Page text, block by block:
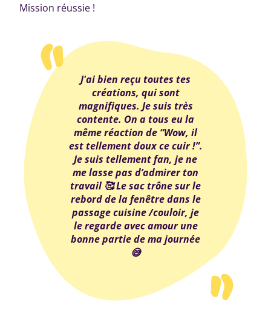
Mission réussie !
J'ai bien reçu toutes tes
créations, qui sont
magnifiques. Je suis très
contente. On a tous eu la
même réaction de “Wow, il
est tellement doux ce cuir !”.
Je suis tellement fan, je ne
me lasse pas d’admirer ton
travail 🥰 Le sac trône sur le
rebord de la fenêtre dans le
passage cuisine /couloir, je
le regarde avec amour une
bonne partie de ma journée
😅